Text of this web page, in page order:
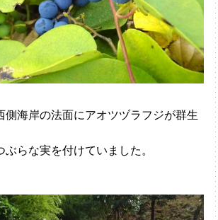
側海岸の法面にアオツヅラフジが群生
らな実を付けていました。